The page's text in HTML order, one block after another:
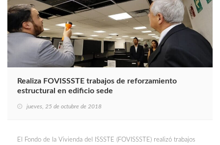
Realiza FOVISSSTE trabajos de reforzamiento
estructural en edificio sede
jueves, 25 de octubre de 2018
El Fondo de la Vivienda del ISSSTE (FOVISSSTE) realizó trabajos